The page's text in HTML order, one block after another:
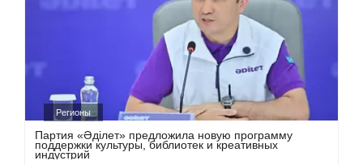
Регионы
Партия «Әділет» предложила новую программу
поддержки культуры, библиотек и креативных
индустрий